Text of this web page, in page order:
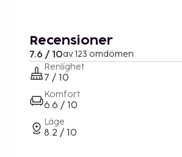
Recensioner
7.6 / 10av 123 omdömen
Renlighet
7 / 10
Komfort
6.6 / 10
Läge
8.2 / 10